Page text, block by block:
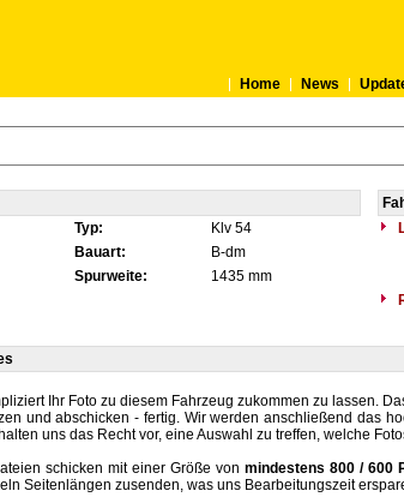
Home News
Typ: Klv 54
Bauart:
B-dm
Spurweite:
1435 mm
Ihr Foto zu diesem Fahrzeug zukommen zu lassen.
und abschicken - fertig. Wir werden anschließend das
uns das Recht vor, eine Auswahl zu treffen, welche
schicken mit einer Größe von mindestens 800 / 600
Seitenlängen zusenden, was uns Bearbeitungszeit